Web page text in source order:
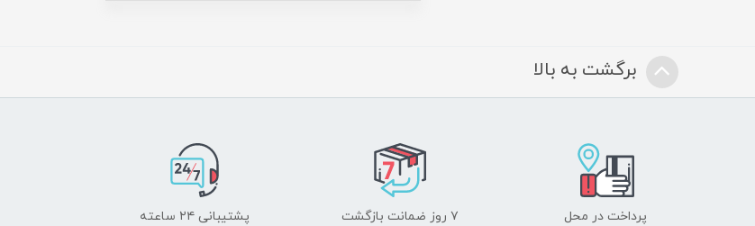
برگشت به بالا
پرداخت در محل ۷ روز ضمانت بازگشت پشتیبانی ۲۴ ساعته